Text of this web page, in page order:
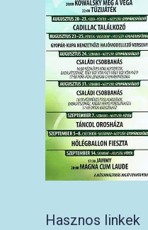
Hasznos linkek